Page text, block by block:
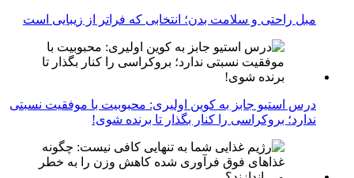
مبل راحتی و سلامت بدن؛ انتخابی که فراتر از زیبایی است
درس استیو جابز به کوین اولیری: محبوبیت با موفقیت نسبتی
ندارد؛ بروکراسی را کنار بگذار تا برنده شوی!